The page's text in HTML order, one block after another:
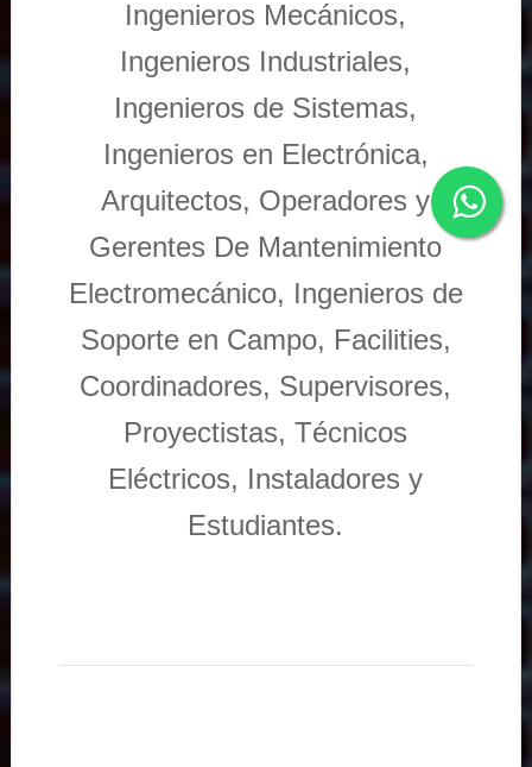
Ingenieros Mecánicos,
Ingenieros Industriales,
Ingenieros de Sistemas,
Ingenieros en Electrónica,
Arquitectos, Operadores y
Gerentes De Mantenimiento
Electromecánico, Ingenieros de
Soporte en Campo, Facilities,
Coordinadores, Supervisores,
Proyectistas, Técnicos
Eléctricos, Instaladores y
Estudiantes.